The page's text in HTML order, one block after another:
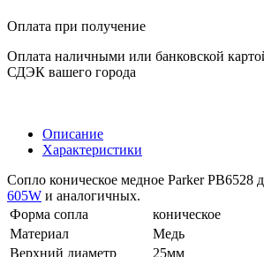
Оплата при получение
Оплата наличными или банковской
СДЭК вашего города
Описание
Характеристики
Сопло коническое медное Parker PB6528
605W и аналогичных.
Форма сопла
коническое
Материал
Медь
Верхний диаметр
25мм